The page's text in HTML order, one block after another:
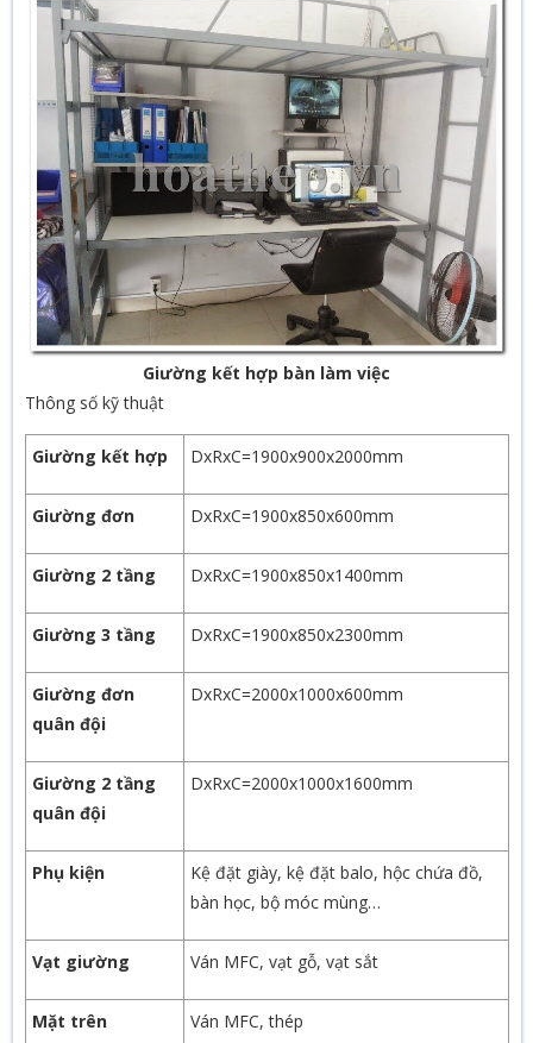
Giường kết hợp bàn làm việc
Thông số kỹ thuật
Giường kết hợp DxRxC=1900x900x2000mm
Giường đơn DxRxC=1900x850x600mm
Giường 2 tầng DxRxC=1900x850x1400mm
Giường 3 tầng DxRxC=1900x850x2300mm
Giường đơn
quân đội
DxRxC=2000x1000x600mm
Giường 2 tầng
quân đội
DxRxC=2000x1000x1600mm
Phụ kiện
Kệ đặt giày, kệ đặt balo, hộc chứa đồ,
bàn học, bộ móc mùng…
Vạt giường Ván MFC, vạt gỗ, vạt sắt
Mặt trên Ván MFC, thép